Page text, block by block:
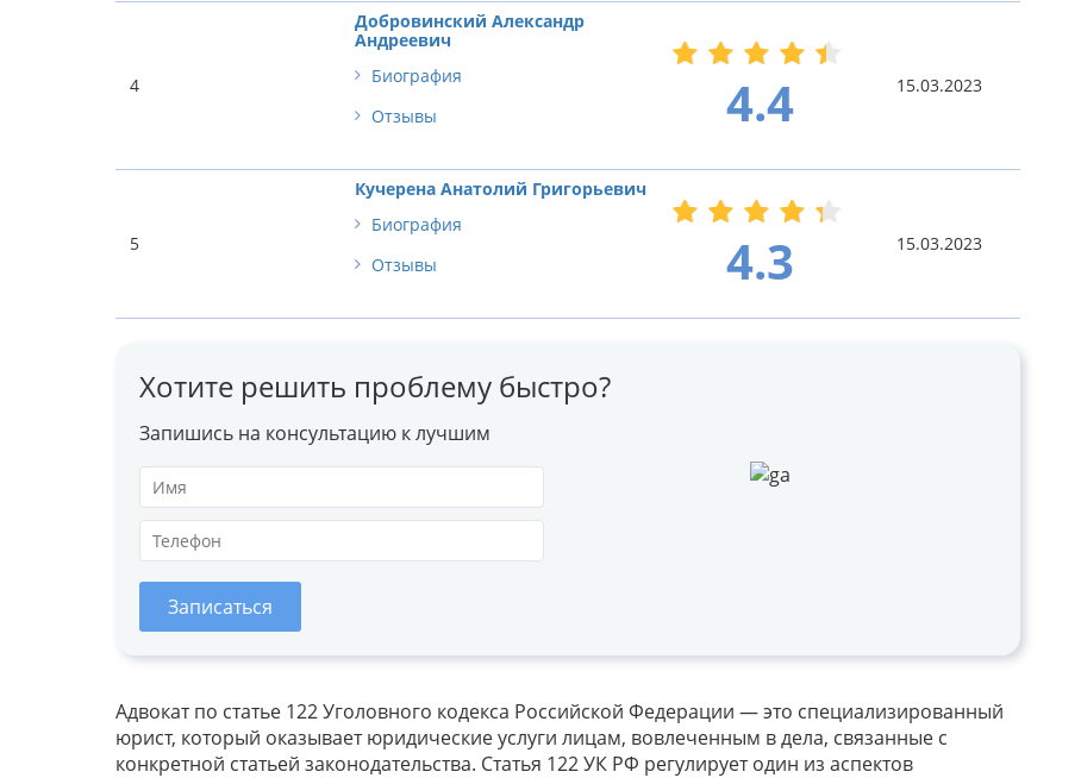
4
Добровинский Александр
Андреевич
Биография
Отзывы
4.4 15.03.2023
5
Кучерена Анатолий Григорьевич
Биография
Отзывы
4.3 15.03.2023
Хотите решить проблему быстро?
Запишись на консультацию к лучшим
Записаться
Адвокат по статье 122 Уголовного кодекса Российской Федерации — это специализированный
юрист, который оказывает юридические услуги лицам, вовлеченным в дела, связанные с
конкретной статьей законодательства. Статья 122 УК РФ регулирует один из аспектов